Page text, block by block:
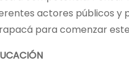
actores públicos y
para comenzar